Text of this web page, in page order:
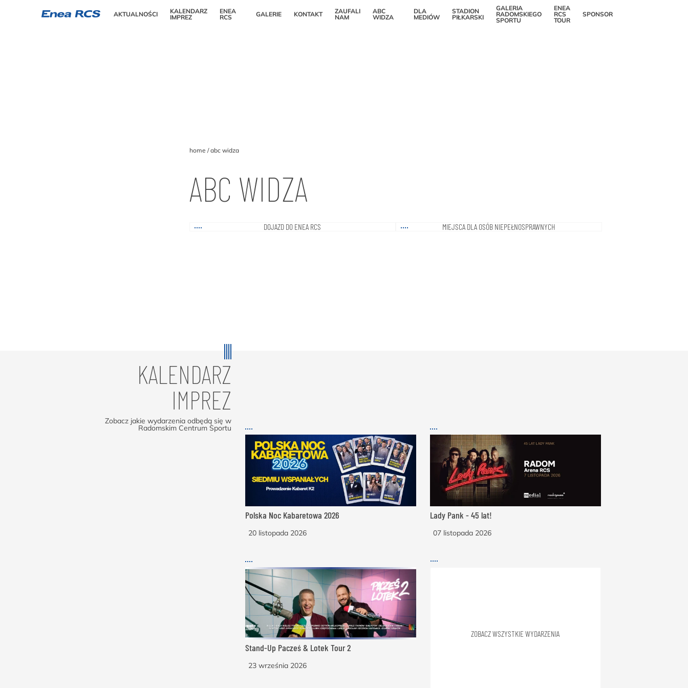
AKTUALNOŚCI
KALENDARZ
IMPREZ
ENEA
RCS
GALERIE KONTAKT
ZAUFALI
NAM
ABC
WIDZA
DLA
MEDIÓW
STADION
PIŁKARSKI
GALERIA
RADOMSKIEGO
SPORTU
ENEA
RCS
TOUR
SPONSOR
home abc widza
ABC WIDZA
DOJAZD DO ENEA RCS MIEJSCA DLA OSÓB NIEPEŁNOSPRAWNYCH
KALENDARZ
IMPREZ
Zobacz jakie wydarzenia odbędą się w
Radomskim Centrum Sportu
Polska Noc Kabaretowa 2026
20 listopada 2026
Lady Pank - 45 lat!
07 listopada 2026
Stand-Up Pacześ & Lotek Tour 2
23 września 2026
ZOBACZ WSZYSTKIE WYDARZENIA